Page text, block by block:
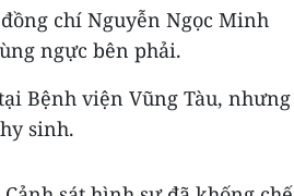
chí Nguyễn Ngọc Minh
ngực bên phải.
Bệnh viện Vũng Tàu, nhưng
sinh.